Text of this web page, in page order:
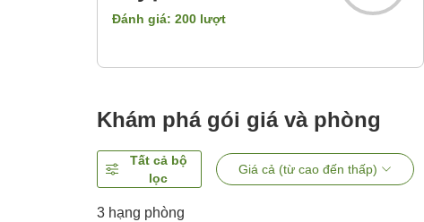
Đánh giá: 200 lượt
Khám phá gói giá và phòng
Tất cả bộ
lọc
Giá cả (từ cao đến thấp)
3 hạng phòng